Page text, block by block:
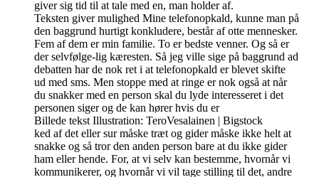
giver sig tid til at tale med en, man holder af.
Teksten giver mulighed Mine telefonopkald, kunne man på
den baggrund hurtigt konkludere, består af otte mennesker.
Fem af dem er min familie. To er bedste venner. Og så er
der selvfølge-lig kæresten. Så jeg ville sige på baggrund ad
debatten har de nok ret i at telefonopkald er blevet skifte
ud med sms. Men stoppe med at ringe er nok også at når
du snakker med en person skal du lyde interesseret i det
personen siger og de kan hører hvis du er
Billede tekst Illustration: TeroVesalainen | Bigstock
ked af det eller sur måske træt og gider måske ikke helt at
snakke og så tror den anden person bare at du ikke gider
ham eller hende. For, at vi selv kan bestemme, hvornår vi
kommunikerer, og hvornår vi vil tage stilling til det, andre